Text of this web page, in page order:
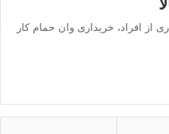
از افراد، خریداری وان حمام کار